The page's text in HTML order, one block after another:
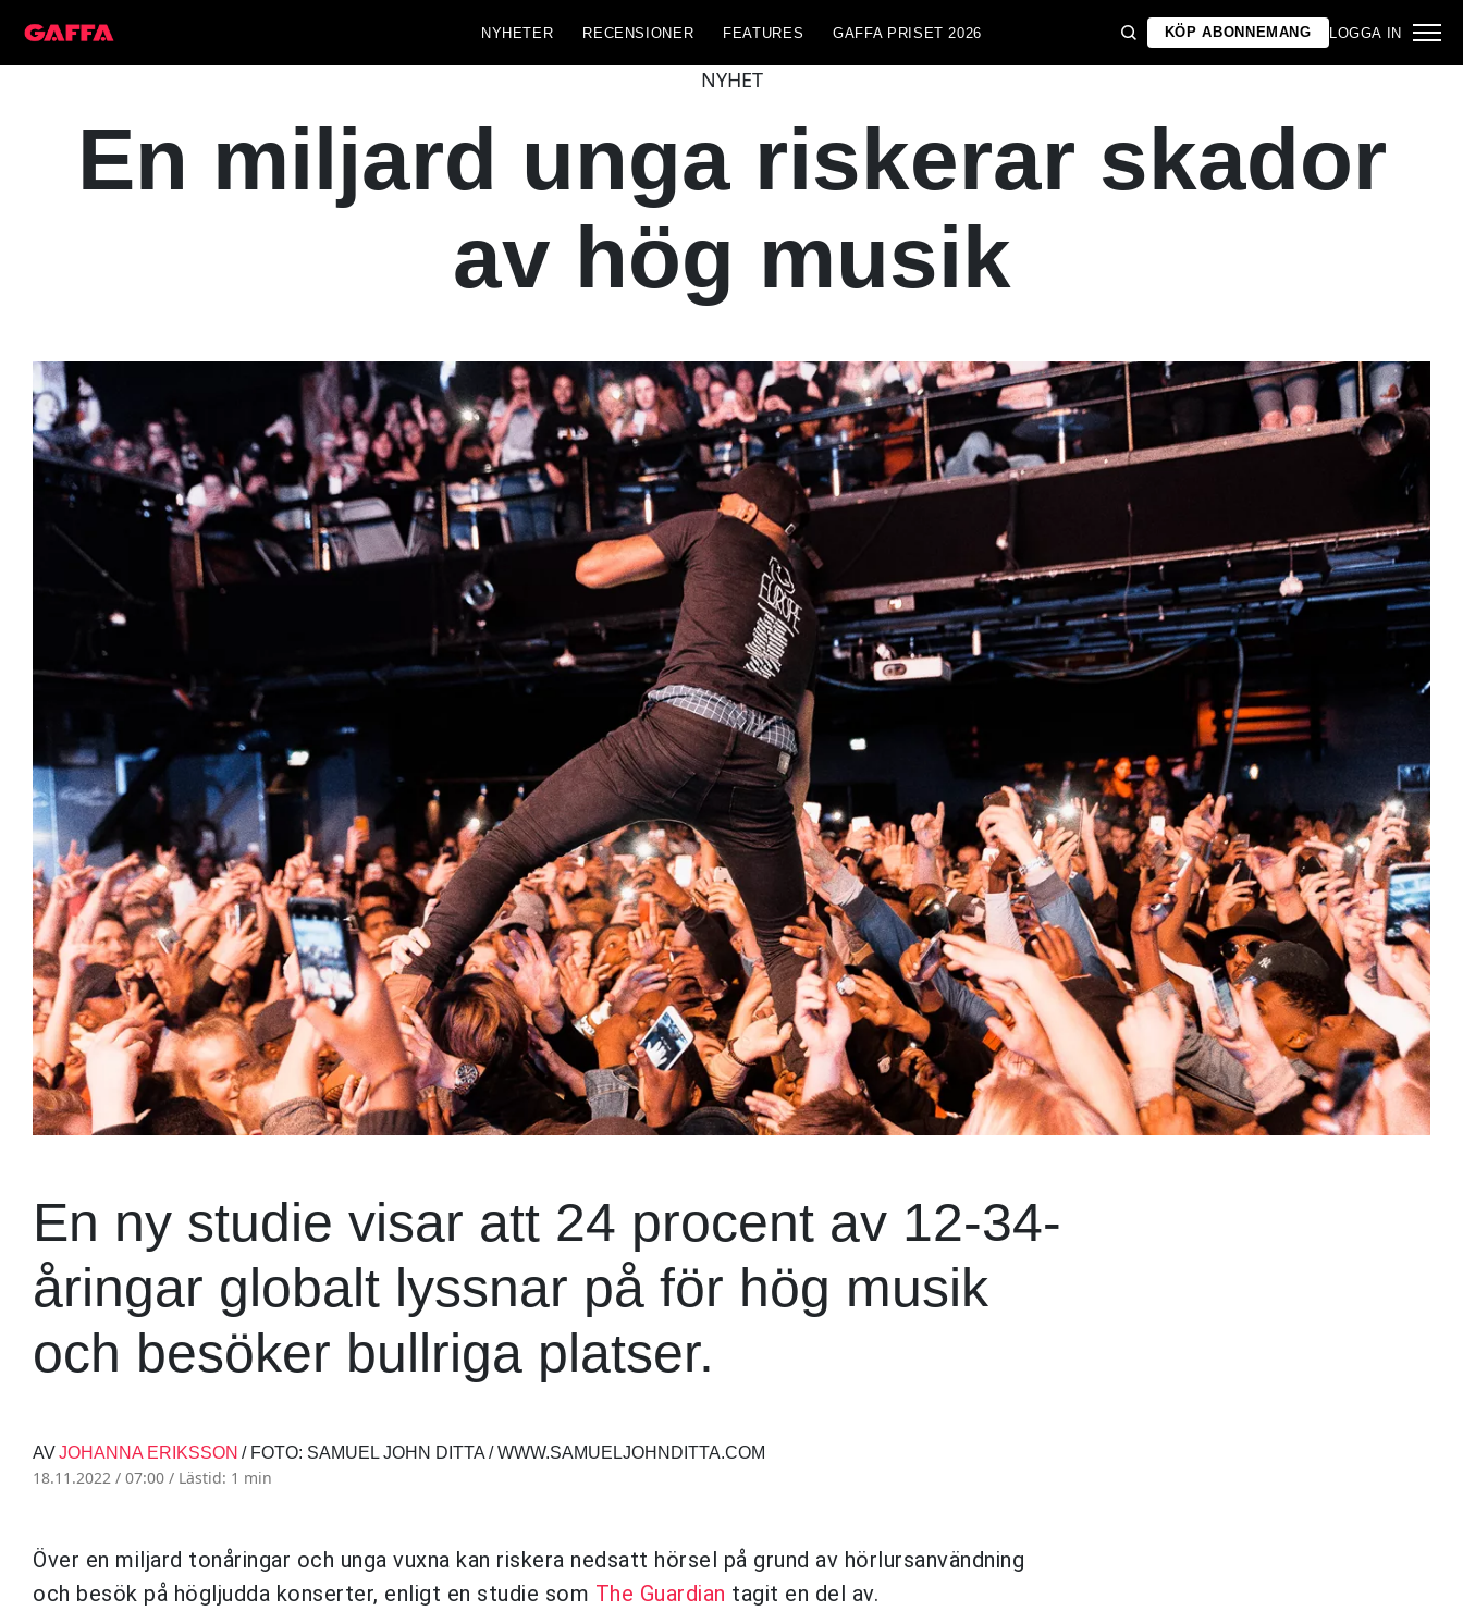
NYHETER RECENSIONER FEATURES GAFFA PRISET 2026 KÖP ABONNEMANG LOGGA IN
NYHET
En miljard unga riskerar skador
av hög musik
En ny studie visar att 24 procent av 12-34-
åringar globalt lyssnar på för hög musik
och besöker bullriga platser.
AVJOHANNA ERIKSSON / FOTO: SAMUEL JOHN DITTA / WWW.SAMUELJOHNDITTA.COM
18.11.2022 / 07:00 / Lästid: 1 min
Över en miljard tonåringar och unga vuxna kan riskera nedsatt hörsel på grund av hörlursanvändning
och besök på högljudda konserter, enligt en studie som The Guardian tagit en del av.